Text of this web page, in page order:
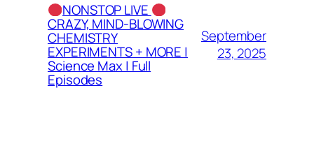
NONSTOP LIVE
CRAZY, MIND-BLOWING
CHEMISTRY
EXPERIMENTS + MORE |
Science Max | Full
Episodes
September
23, 2025